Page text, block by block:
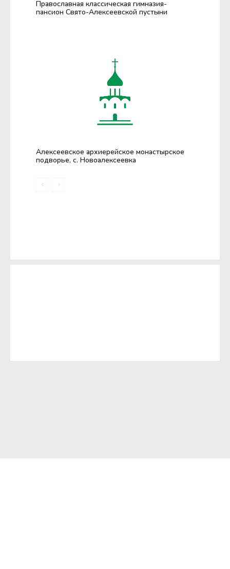
Православная классическая гимназия-
пансион Свято-Алексеевской пустыни
Алексеевское архиерейское монастырское
подворье, с. Новоалексеевка